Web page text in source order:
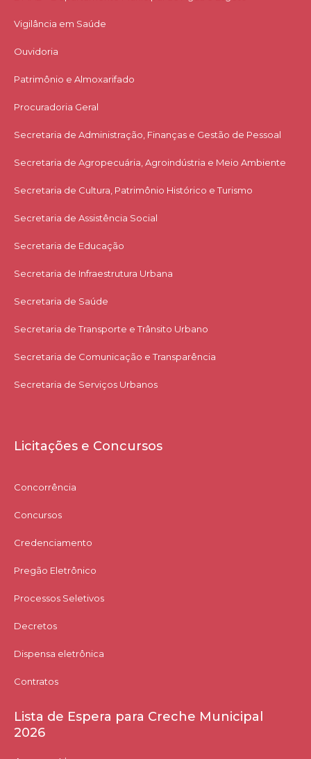
Vigilância em Saúde
Ouvidoria
Patrimônio e Almoxarifado
Procuradoria Geral
Secretaria de Administração, Finanças e Gestão de Pessoal
Secretaria de Agropecuária, Agroindústria e Meio Ambiente
Secretaria de Cultura, Patrimônio Histórico e Turismo
Secretaria de Assistência Social
Secretaria de Educação
Secretaria de Infraestrutura Urbana
Secretaria de Saúde
Secretaria de Transporte e Trânsito Urbano
Secretaria de Comunicação e Transparência
Secretaria de Serviços Urbanos
Licitações e Concursos
Concorrência
Concursos
Credenciamento
Pregão Eletrônico
Processos Seletivos
Decretos
Dispensa eletrônica
Contratos
Lista de Espera para Creche Municipal
2026